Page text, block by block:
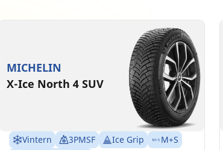
MICHELIN
X-Ice North 4 SUV
Vintern 3PMSF Ice Grip
M+S